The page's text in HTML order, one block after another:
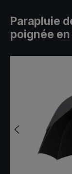
Parapluie
poignée